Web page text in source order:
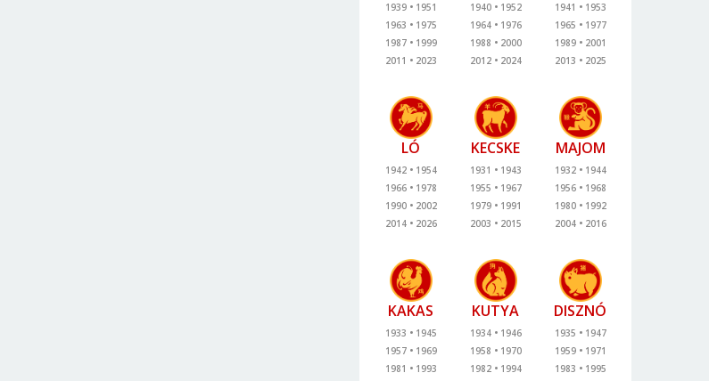
1939
1951
1963
1975
1987
1999
2011
2023
1940
1952
1964
1976
1988
2000
2012
2024
1941
1953
1965
1977
1989
2001
2013
2025
LÓ
1942
1954
1966
1978
1990
2002
2014
2026
KECSKE
1931
1943
1955
1967
1979
1991
2003
2015
MAJOM
1932
1944
1956
1968
1980
1992
2004
2016
KAKAS
1933
1945
1957
1969
1981
1993
KUTYA
1934
1946
1958
1970
1982
1994
DISZNÓ
1935
1947
1959
1971
1983
1995